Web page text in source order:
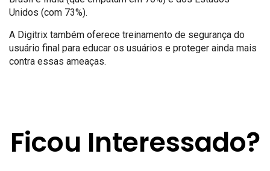
Unidos (com 73%).
A Digitrix também oferece treinamento de segurança do
usuário final para educar os usuários e proteger ainda mais
contra essas ameaças.
Ficou Interessado?